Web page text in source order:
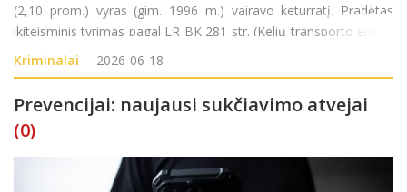
(2,10 prom.) vyras (gim. 1996 m.) vairavo keturratį. Pradėtas
ikiteisminis tyrimas pagal LR BK 281 str. (Kelių transporto eismo
saugumo ar transporto priemonių eksploatavimo taisyklių
pažeidimas).
Kriminalai 2026-06-18
Prevencijai: naujausi sukčiavimo atvejai
(0)